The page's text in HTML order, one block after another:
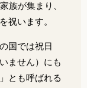
族が集まり、
祝います。
国では祝日
ません）にも
とも呼ばれる